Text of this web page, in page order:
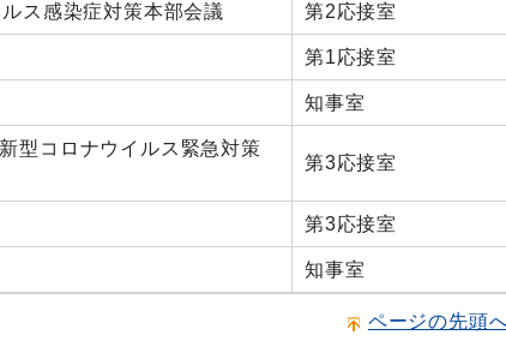
ス感染症対策本部会議 第2応接室
第1応接室
知事室
型コロナウイルス緊急対策
第3応接室
第3応接室
知事室
ページの先頭